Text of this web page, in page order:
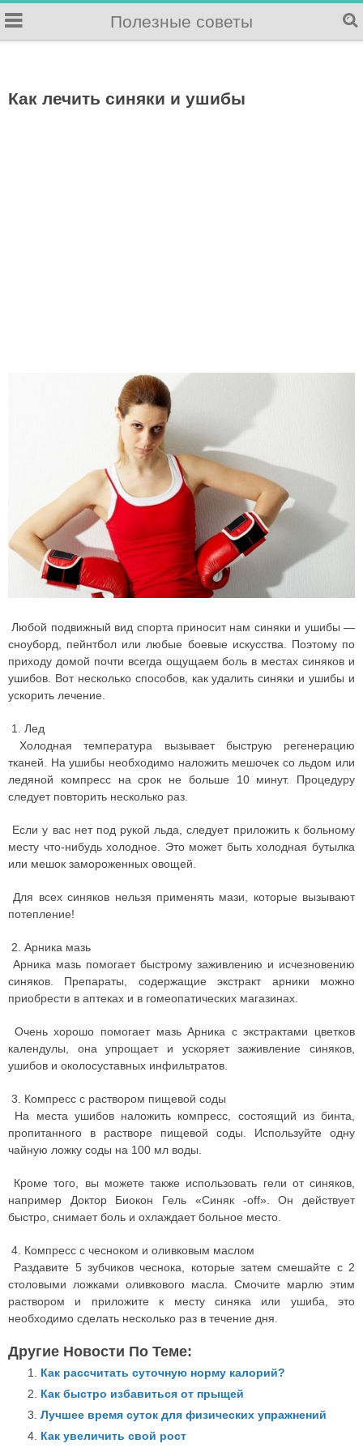
Полезные советы
Как лечить синяки и ушибы
Любой подвижный вид спорта приносит нам синяки и ушибы —
сноуборд, пейнтбол или любые боевые искусства. Поэтому по
приходу домой почти всегда ощущаем боль в местах синяков и
ушибов. Вот несколько способов, как удалить синяки и ушибы и
ускорить лечение.
1. Лед
Холодная температура вызывает быструю регенерацию
тканей. На ушибы необходимо наложить мешочек со льдом или
ледяной компресс на срок не больше 10 минут. Процедуру
следует повторить несколько раз.
Если у вас нет под рукой льда, следует приложить к больному
месту что-нибудь холодное. Это может быть холодная бутылка
или мешок замороженных овощей.
Для всех синяков нельзя применять мази, которые вызывают
потепление!
2. Арника мазь
Арника мазь помогает быстрому заживлению и исчезновению
синяков. Препараты, содержащие экстракт арники можно
приобрести в аптеках и в гомеопатических магазинах.
Очень хорошо помогает мазь Арника с экстрактами цветков
календулы, она упрощает и ускоряет заживление синяков,
ушибов и околосуставных инфильтратов.
3. Компресс с раствором пищевой соды
На места ушибов наложить компресс, состоящий из бинта,
пропитанного в растворе пищевой соды. Используйте одну
чайную ложку соды на 100 мл воды.
Кроме того, вы можете также использовать гели от синяков,
например Доктор Биокон Гель «Синяк -off». Он действует
быстро, снимает боль и охлаждает больное место.
4. Компресс с чесноком и оливковым маслом
Раздавите 5 зубчиков чеснока, которые затем смешайте с 2
столовыми ложками оливкового масла. Смочите марлю этим
раствором и приложите к месту синяка или ушиба, это
необходимо сделать несколько раз в течение дня.
Другие Новости По Теме:
Как рассчитать суточную норму калорий?
Как быстро избавиться от прыщей
Лучшее время суток для физических упражнений
Как увеличить свой рост